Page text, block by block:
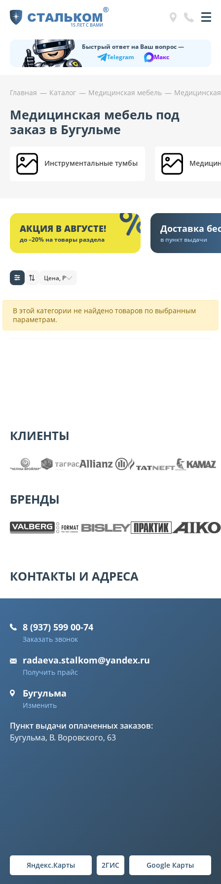
СТАЛЬКОМ
15 ЛЕТ С ВАМИ
®
Быстрый ответ на Ваш вопрос —
Telegram
Макс
Главная Каталог Медицинская мебель
Медицинская мебель под
заказ в Бугульме
Инструментальные тумбы
АКЦИЯ В АВГУСТЕ!
до –20% на товары раздела
Доставка
в пункт выдачи
Цена, Р
В этой категории не найдено товаров по выбранным
параметрам.
КЛИЕНТЫ
БРЕНДЫ
КОНТАКТЫ И АДРЕСА
8 (937) 599 00-74
Заказать звонок
radaeva.stalkom@yandex.ru
Получить прайс
Бугульма
Изменить
Пункт выдачи оплаченных заказов:
Бугульма, В. Воровского, 63
Яндекс.Карты 2ГИС Google Карты